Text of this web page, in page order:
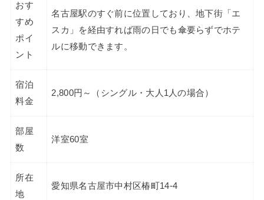
おす
すめ
ポイ
ント
名古屋駅のすぐ前に位置しており、地下街「エ
スカ」を経由すれば雨の日でも傘要らずでホテ
ルに移動できます。
宿泊
料金
2,800円～（シングル・大人1人の場合）
部屋
数
洋室60室
所在
地
愛知県名古屋市中村区椿町14-4